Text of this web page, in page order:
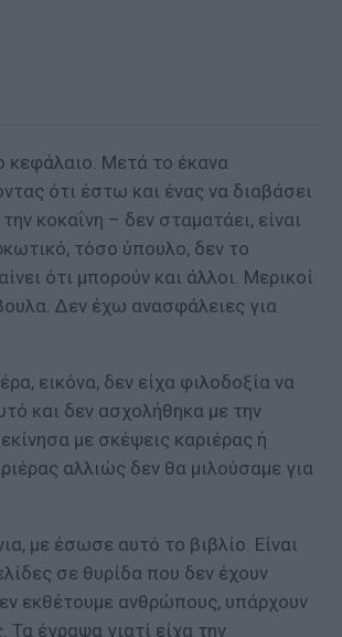
κεφάλαιο. Μετά το έκανα
ότι έστω και ένας να διαβάσει
κοκαΐνη – δεν σταματάει, είναι
τόσο ύπουλο, δεν το
ότι μπορούν και άλλοι. Μερικοί
Δεν έχω ανασφάλειες για
εικόνα, δεν είχα φιλοδοξία να
και δεν ασχολήθηκα με την
με σκέψεις καριέρας ή
αλλιώς δεν θα μιλούσαμε για
με έσωσε αυτό το βιβλίο. Είναι
σε θυρίδα που δεν έχουν
εκθέτουμε ανθρώπους, υπάρχουν
Τα έγραψα γιατί είχα την